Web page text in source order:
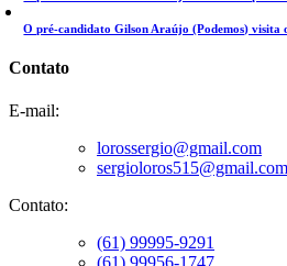
O pré-candidato Gilson Araújo (Podemos) visita
Contato
E-mail:
lorossergio@gmail.com
sergioloros515@gmail.com
Contato:
(61) 99995-9291
(61) 99956-1747